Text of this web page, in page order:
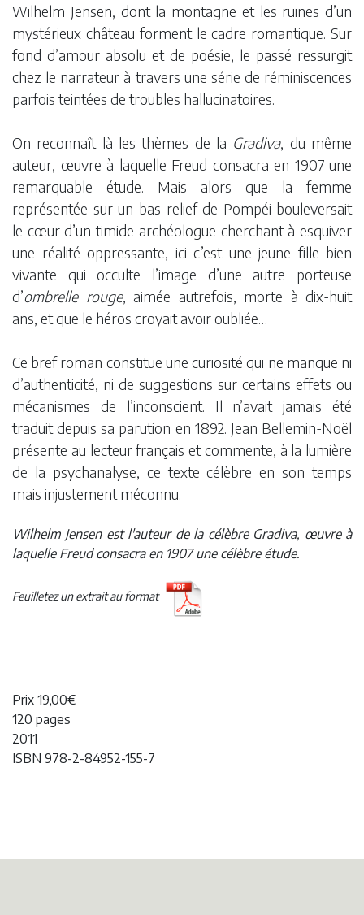
Wilhelm Jensen, dont la montagne et les ruines d’un
mystérieux château forment le cadre romantique. Sur
fond d’amour absolu et de poésie, le passé ressurgit
chez le narrateur à travers une série de réminiscences
parfois teintées de troubles hallucinatoires.
On reconnaît là les thèmes de la Gradiva, du même
auteur, œuvre à laquelle Freud consacra en 1907 une
remarquable étude. Mais alors que la femme
représentée sur un bas-relief de Pompéi bouleversait
le cœur d’un timide archéologue cherchant à esquiver
une réalité oppressante, ici c’est une jeune fille bien
vivante qui occulte l’image d’une autre porteuse
d’ombrelle rouge, aimée autrefois, morte à dix-huit
ans, et que le héros croyait avoir oubliée…
Ce bref roman constitue une curiosité qui ne manque ni
d’authenticité, ni de suggestions sur certains effets ou
mécanismes de l’inconscient. Il n’avait jamais été
traduit depuis sa parution en 1892. Jean Bellemin-Noël
présente au lecteur français et commente, à la lumière
de la psychanalyse, ce texte célèbre en son temps
mais injustement méconnu.
Wilhelm Jensen est l'auteur de la célèbre Gradiva, œuvre à
laquelle Freud consacra en 1907 une célèbre étude.
Feuilletez un extrait au format
Prix 19,00€
120 pages
2011
ISBN 978-2-84952-155-7